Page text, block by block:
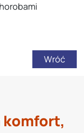
Wróć
komfort,